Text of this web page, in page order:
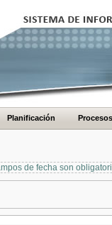
Planificación Procesos
de fecha son